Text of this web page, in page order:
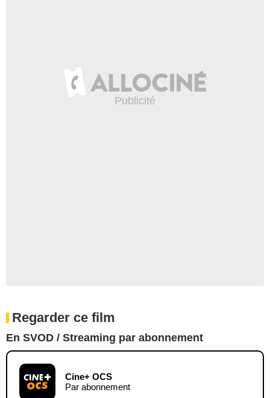
Regarder ce film
En SVOD / Streaming par abonnement
Cine+ OCS
Par abonnement